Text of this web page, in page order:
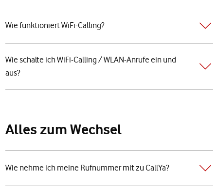
Wie funktioniert WiFi-Calling?
Wie schalte ich WiFi-Calling / WLAN-Anrufe ein und
aus?
Alles zum Wechsel
Wie nehme ich meine Rufnummer mit zu CallYa?